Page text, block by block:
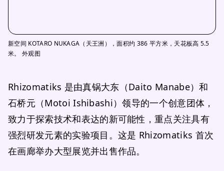
新空间 KOTARO NUKAGA（天王洲），面积约 386 平方米，天花板高 5.5
米。 外观图
Rhizomatiks 是由真锅大东（Daito Manabe）和
石桥元（Motoi Ishibashi）领导的一个创意团体，
致力于探索技术和表达的新可能性，重点关注具有
强烈研发元素的实验项目。这是 Rhizomatiks 首次
在画廊举办大型展览并出售作品。